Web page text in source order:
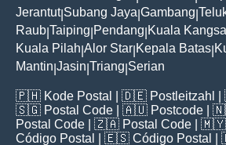
Jerantut| Subang Jaya Gambang
Raub Taiping Pendang Kuala
Kuala Pilah Alor Star Kepala Batas
Mantin Jasin Triang Serian
🇵🇭 Kode Postal | 🇩🇪 Postleitzahl
🇸🇬 Postal Code | 🇦🇺 Postcode |
Postal Code | 🇿🇦 Postal Code | 🇲🇾
Código Postal
| 🇪🇸 Código Postal |